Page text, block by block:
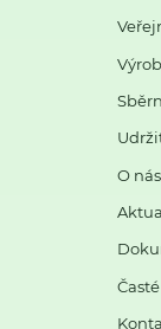
O nás